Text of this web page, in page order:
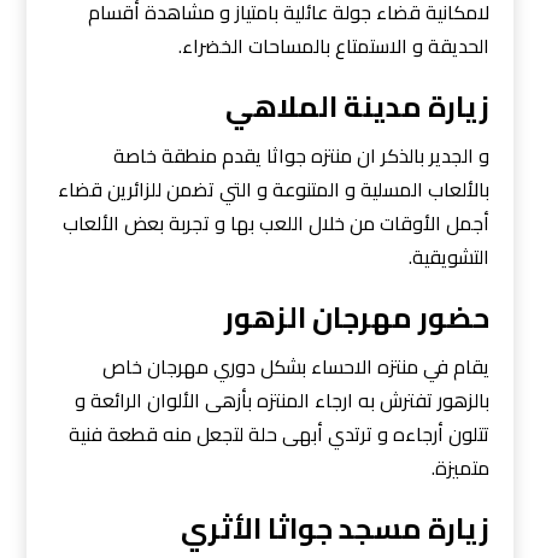
لامكانية قضاء جولة عائلية بامتياز و مشاهدة أقسام
الحديقة و الاستمتاع بالمساحات الخضراء.
زيارة مدينة الملاهي
و الجدير بالذكر ان منتزه جواثا يقدم منطقة خاصة
بالألعاب المسلية و المتنوعة و التي تضمن للزائرين قضاء
أجمل الأوقات من خلال اللعب بها و تجربة بعض الألعاب
التشويقية.
حضور مهرجان الزهور
يقام في منتزه الاحساء بشكل دوري مهرجان خاص
بالزهور تفترش به ارجاء المنتزه بأزهى الألوان الرائعة و
تتلون أرجاءه و ترتدي أبهى حلة لتجعل منه قطعة فنية
متميزة.
زيارة مسجد جواثا الأثري